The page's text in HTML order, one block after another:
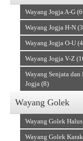
Wayang Jogja A-G
Wayang Jogja H-N
Wayang Jogja O-U
Wayang Jogja V-Z
Wayang Senjata dan
Jogja (8)
Wayang Golek
Wayang Golek
Wayang Golek